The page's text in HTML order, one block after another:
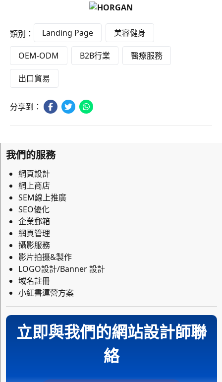
類別： Landing Page 美容健身
OEM-ODM B2B行業 醫療服務
出口貿易
分享到：
我們的服務
網頁設計
網上商店
SEM線上推廣
SEO優化
企業郵箱
網頁管理
攝影服務
影片拍摄&製作
LOGO設計/Banner 設計
域名註冊
小紅書運營方案
立即與我們的網站設計師聯
絡